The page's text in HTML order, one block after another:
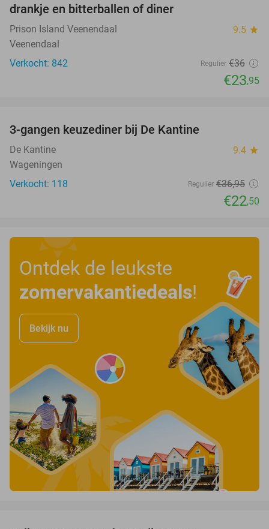
drankje en bitterballen of diner
Prison Island Veenendaal 9.5 star
Veenendaal
Verkocht: 842
Regulier €36
€23,95
3-gangen keuzediner bij De Kantine
De Kantine 9.4 star
Wageningen
Verkocht: 118
Regulier €36,95
€22,50
Ontdek de leukste
zomervakantiedeals!
Bekijk nu